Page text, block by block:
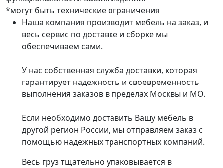
*могут быть технические ограничения
Наша компания производит мебель на заказ, и
весь сервис по доставке и сборке мы
обеспечиваем сами.
У нас собственная служба доставки, которая
гарантирует надежность и своевременность
выполнения заказов в пределах Москвы и МО.
Если необходимо доставить Вашу мебель в
другой регион России, мы отправляем заказ с
помощью надежных транспортных компаний.
Весь груз тщательно упаковывается в